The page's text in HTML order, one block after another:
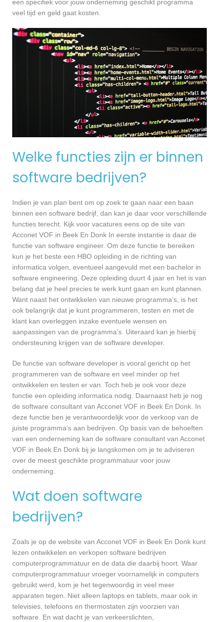
een specifiek voor jouw onderneming geschikt programma
veel tijd en geld gaat kosten.
Welke functies zijn er binnen
software bedrijven?
Indien je van plan bent om op zoek te gaan naar een baan
binnen een software bedrijf, dan kan je daar voor verschillende
functies terecht. Kijk voor vacatures eens op de site van
Acconet VOF in Beek En Donk In eerste instantie is daar de
functie van software engineer. Om deze functie te bereiken
kun je het beste een HBO opleiding in de richting van
informatica volgen, eventueel aangevuld met een bachelor in
software engineering. Deze opleiding duurt 4 jaar en het is van
belang dat je heel precies te werk kunt gaan en kunt plannen.
Want naast het ontwikkelen van nieuwe programma’s, is het
ook belangrijk dat je kunt programmeren, testen en met de
klant kan overleggen inzake eventuele wensen en
aanpassingen van de programma’s. Uiteraard kan je hierbij
ondersteuning krijgen van de software developer.
De functie van software developer is vooral gericht op het
programmeren van de software en veel minder op het
ontwikkelen en testen er van. Toch heb je ook voor deze
functie een opleiding informatica nodig. Daarnaast heb je nog
de software consultant van Acconet VOF in Beek En Donk. In
deze functie ben je verantwoordelijk voor de verkoop van de
juiste programma’s aan bedrijven. Op basis van de behoeften
van een onderneming kan de software consultant van Acconet
VOF in Beek En Donk bij je langskomen om je te adviseren
over de meest geschikte programmatuur voor jouw
onderneming.
Wat doen software
bedrijven?
Zoals je op de website van Acconet VOF in Beek En Donk kunt
lezen ontwikkelen en verkopen software bedrijven
computerprogrammatuur en de data die daarbij hoort. Waar
computerprogrammatuur vroeger voornamelijk in computers
gebruikt werd, kom je het tegenwoordig in veel meer
apparaten tegen. Niet alleen laptops en tablets, maar ook in
televisies, telefoons en thermostaten zijn voorzien van
software. En wat dacht je van verkeerslichten,